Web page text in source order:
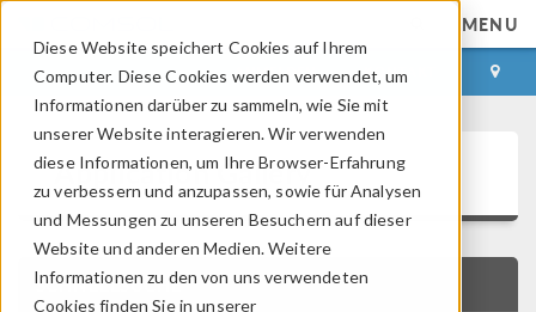
Diese Website speichert Cookies auf Ihrem
Computer. Diese Cookies werden verwendet, um
Informationen darüber zu sammeln, wie Sie mit
unserer Website interagieren. Wir verwenden
diese Informationen, um Ihre Browser-Erfahrung
zu verbessern und anzupassen, sowie für Analysen
und Messungen zu unseren Besuchern auf dieser
Website und anderen Medien. Weitere
Informationen zu den von uns verwendeten
Cookies finden Sie in unserer
MENU
ANMELDEN KONTAKT
Application Gallery
SCHNELLSUCHE